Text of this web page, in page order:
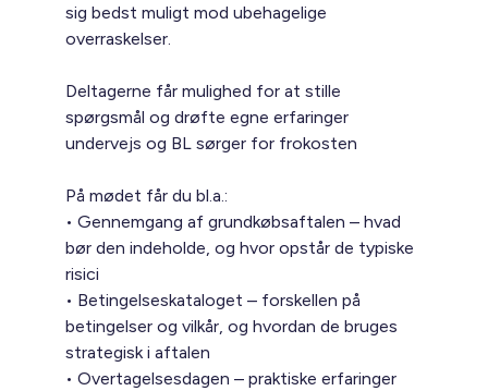
sig bedst muligt mod ubehagelige
overraskelser.
Deltagerne får mulighed for at stille
spørgsmål og drøfte egne erfaringer
undervejs og BL sørger for frokosten
På mødet får du bl.a.:
• Gennemgang af grundkøbsaftalen – hvad
bør den indeholde, og hvor opstår de typiske
risici
• Betingelseskataloget – forskellen på
betingelser og vilkår, og hvordan de bruges
strategisk i aftalen
• Overtagelsesdagen – praktiske erfaringer